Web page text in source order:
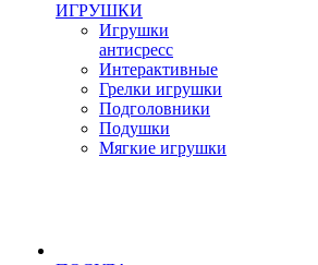
ИГРУШКИ
Игрушки
антисресс
Интерактивные
Грелки игрушки
Подголовники
Подушки
Мягкие игрушки